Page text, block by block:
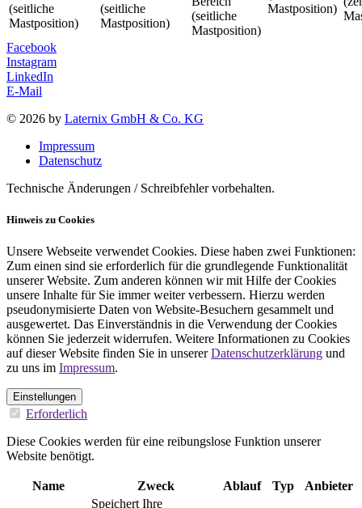
(seitliche
Mastposition)
(seitliche
Mastposition)
(seitliche
Mastposition)
Mastposition)
Facebook
Instagram
LinkedIn
E-Mail
© 2026 by Laternix GmbH & Co. KG
Impressum
Datenschutz
Technische Änderungen / Schreibfehler vorbehalten.
Hinweis zu Cookies
Unsere Webseite verwendet Cookies. Diese haben zwei Funktionen:
Zum einen sind sie erforderlich für die grundlegende Funktionalität
unserer Website. Zum anderen können wir mit Hilfe der Cookies
unsere Inhalte für Sie immer weiter verbessern. Hierzu werden
pseudonymisierte Daten von Website-Besuchern gesammelt und
ausgewertet. Das Einverständnis in die Verwendung der Cookies
können Sie jederzeit widerrufen. Weitere Informationen zu Cookies
auf dieser Website finden Sie in unsererDatenschutzerklärung und
zu uns im Impressum.
Einstellungen
Erforderlich
Diese Cookies werden für eine reibungslose Funktion unserer
Website benötigt.
Name Zweck Ablauf Typ
Anbieter
Speichert Ihre